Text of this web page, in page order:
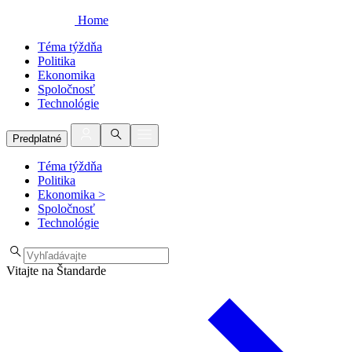
Home
Téma týždňa
Politika
Ekonomika
Spoločnosť
Technológie
Predplatné
Téma týždňa
Politika
Ekonomika >
Spoločnosť
Technológie
Vitajte na Štandarde